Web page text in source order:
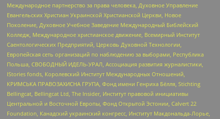
Международное партнерство за права человека, Духовное Управление
Евангельских Христиан Украинской Христианской Церкви, Новое
Поколение, Духовное Учебное Заведение Международный Библейский
Колледж, Международное христианское движение, Всемирный Институт
Саентологических Предприятий, Церковь Духовной Технологии,
Европейская сеть организаций по наблюдению за выборами, Республика
Польша, СВОБОДНЫЙ ИДЕЛЬ-УРАЛ, Ассоциация развития журналистики,
IStories fonds, Королевский Институт Международных Отношений,
КРИМСЬКА ПРАВОЗАХИСНА ГРУПА, Фонд имени Генриха Бёлля, Stichting
Bellingcat, Bellingcat Ltd, The Insider, Институт правовой инициативы
Центральной и Восточной Европы, Фонд Открытой Эстонии, Calvert 22
Foundation, Канадский украинский конгресс, Институт Макдональда-Лорье,